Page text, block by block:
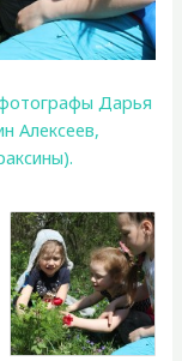
Дарья
Алексеев,